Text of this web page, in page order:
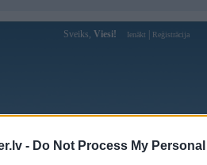
- Do Not Process My
Sveiks, Viesi! Ienākt Reģistrācija
Forums Galerijas Reģistrācija